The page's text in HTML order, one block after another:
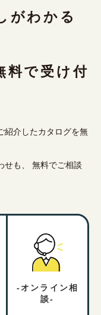
がわかる
料で受け付
紹介したカタログを無
せも、 無料でご相談
-オンライン相
談-